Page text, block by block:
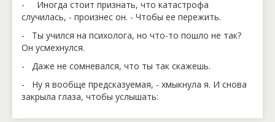
- Иногда стоит признать, что катастрофа
случилась, - произнес он. - Чтобы ее пережить.
- Ты учился на психолога, но что-то пошло не так?
Он усмехнулся.
- Даже не сомневался, что ты так скажешь.
- Ну я вообще предсказуемая, - хмыкнула я. И снова
закрыла глаза, чтобы услышать: